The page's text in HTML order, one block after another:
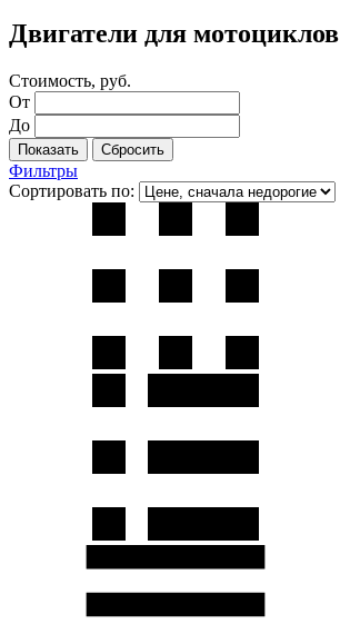
Двигатели для мотоциклов
Стоимость, руб.
От
До
Фильтры
Сортировать по: